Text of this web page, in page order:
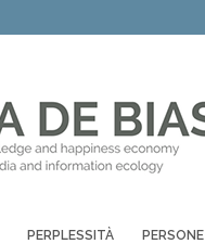
PERPLESSITÀ PERSONE